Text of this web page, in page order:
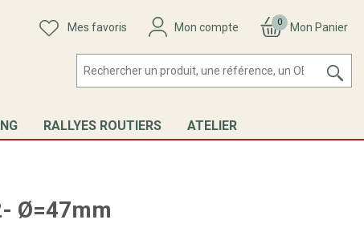
Mes favoris Mon compte 0 Mon Panier
RALLYES ROUTIERS ATELIER
Ø=47mm